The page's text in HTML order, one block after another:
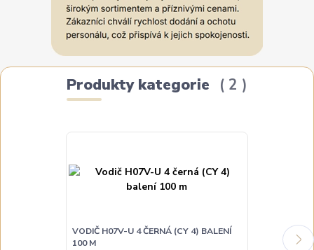
Produkty kategorie 2
VODIČ H07V-U 4 ČERNÁ (CY 4) BALENÍ
100 M
VODIČ
BALENÍ 100 M